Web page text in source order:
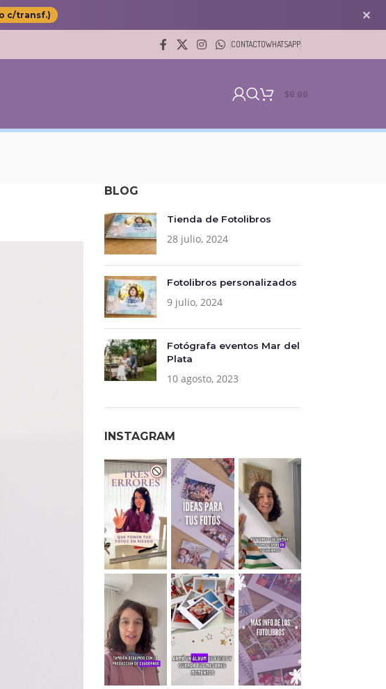
c/transf.) ✕
CONTACTOWHATSAPP
$0.00
BLOG
Tienda de Fotolibros
28 julio, 2024
Fotolibros personalizados
9 julio, 2024
Fotógrafa eventos Mar del
Plata
10 agosto, 2023
INSTAGRAM